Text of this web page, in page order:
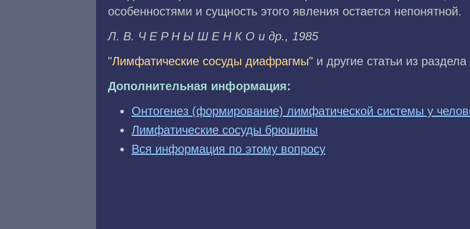
особенностями и сущность этого явления остается непонятной.
Л. B. Ч E P H Ы Ш E H К O и др., 1985
"Лимфатические сосуды диафрагмы" и другие статьи из раздела
Дополнительная информация:
Онтогенез (формирование) лимфатической системы у
Лимфатические сосуды брюшины
Вся информация по этому вопросу